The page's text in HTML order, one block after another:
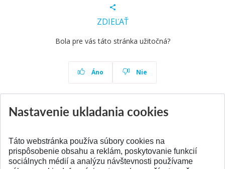
ZDIEĽAŤ
Bola pre vás táto stránka užitočná?
Áno Nie
Nastavenie ukladania cookies
Táto webstránka používa súbory cookies na
prispôsobenie obsahu a reklám, poskytovanie funkcií
sociálnych médií a analýzu návštevnosti používame